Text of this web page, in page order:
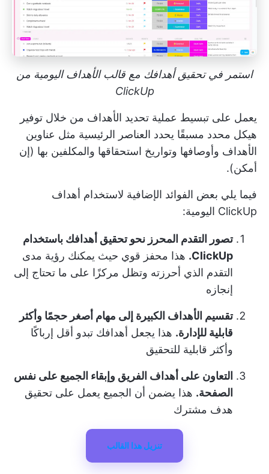
استمر في تحقيق أهدافك مع قالب الأهداف اليومية من
ClickUp
يعمل على تبسيط عملية تحديد الأهداف من خلال توفير
هيكل محدد مسبقًا يحدد العناصر الرئيسية مثل عناوين
الأهداف وأوصافها وتواريخ استحقاقها والمكلفين بها (إن
أمكن).
فيما يلي بعض الفوائد الإضافية لاستخدام أهداف
ClickUp اليومية:
تصور التقدم المحرز نحو تحقيق أهدافك باستخدام
ClickUp. هذا محفز قوي حيث يمكنك رؤية مدى
التقدم الذي أحرزته وتظل مركزًا على ما تحتاج إلى
إنجازه
تقسيم الأهداف الكبيرة إلى مهام أصغر حجمًا وأكثر
قابلية للإدارة. هذا يجعل أهدافك تبدو أقل إرباكًا
وأكثر قابلية للتحقيق
التعاون على أهداف الفريق وإبقاء الجميع على نفس
الصفحة. هذا يضمن أن الجميع يعمل على تحقيق
هدف مشترك
تنزيل هذا القالب